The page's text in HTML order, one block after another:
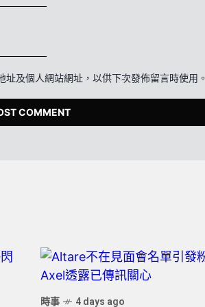
址及個人網站網址，以供下次發佈留言時使用。
時事 4 days ago